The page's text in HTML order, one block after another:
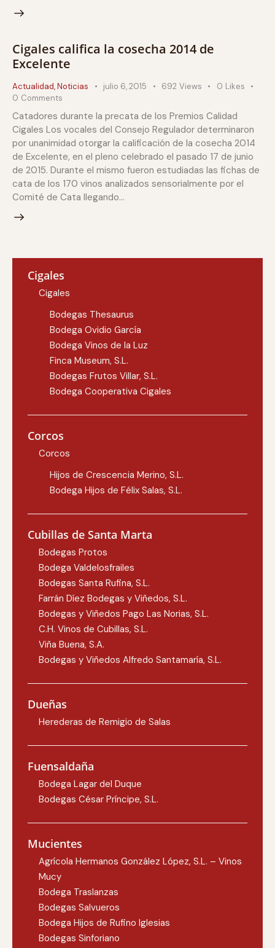
Cigales califica la cosecha 2014 de
Excelente
Actualidad,Noticias julio 6, 2015 692 Views 0 Likes
0 Comments
Catadores durante la precata de los Premios Calidad
Cigales Los vocales del Consejo Regulador determinaron
por unanimidad otorgar la calificación de la cosecha 2014
de Excelente, en el pleno celebrado el pasado 17 de junio
de 2015. Durante el mismo fueron estudiadas las fichas de
cata de los 170 vinos analizados sensorialmente por el
Comité de Cata llegando…
Cigales
Cigales
Bodegas Thesaurus
Bodega Ovidio García
Bodega Vinos de la Luz
Finca Museum, S.L.
Bodegas Frutos Villar, S.L.
Bodega Cooperativa Cigales
Corcos
Corcos
Hijos de Crescencia Merino, S.L.
Bodega Hijos de Félix Salas, S.L.
Cubillas de Santa Marta
Bodegas Protos
Bodega Valdelosfrailes
Bodegas Santa Rufina, S.L.
Farrán Díez Bodegas y Viñedos, S.L.
Bodegas y Viñedos Pago Las Norias, S.L.
C.H. Vinos de Cubillas, S.L.
Viña Buena, S.A.
Bodegas y Viñedos Alfredo Santamaría, S.L.
Dueñas
Herederas de Remigio de Salas
Fuensaldaña
Bodega Lagar del Duque
Bodegas César Príncipe, S.L.
Mucientes
Agrícola Hermanos González López, S.L. – Vinos
Mucy
Bodega Traslanzas
Bodegas Salvueros
Bodega Hijos de Rufino Iglesias
Bodegas Sinforiano